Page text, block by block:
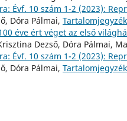
Évf. 10 szám 1-2 (2023):
Dóra Pálmai, Tartalomjegyzék
éve ért véget az első
Dezső, Dóra Pálmai,
Évf. 10 szám 1-2 (2023):
Dóra Pálmai, Tartalomjegyzék